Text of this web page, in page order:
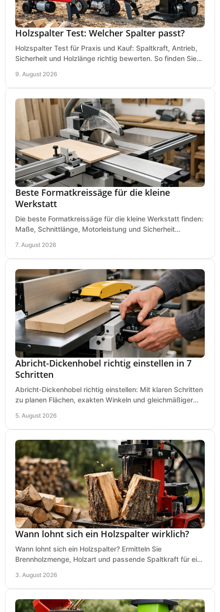
Holzspalter Test: Welcher Spalter passt?
Holzspalter Test für Praxis und Kauf: Spaltkraft, Antrieb,
Sicherheit und Holzlänge richtig bewerten. So finden Sie
9. August 2026
Beste Formatkreissäge für die kleine
Werkstatt
Die beste Formatkreissäge für die kleine Werkstatt finden:
Maße, Schnittlänge, Motorleistung und Sicherheit
7. August 2026
Abricht-Dickenhobel richtig einstellen in 7
Schritten
Abricht-Dickenhobel richtig einstellen: Mit klaren Schritten
zu planen Flächen, exakten Winkeln und gleichmäßiger
5. August 2026
Wann lohnt sich ein Holzspalter wirklich?
Wann lohnt sich ein Holzspalter? Ermitteln Sie
Brennholzmenge, Holzart und passende Spaltkraft für eine
3. August 2026